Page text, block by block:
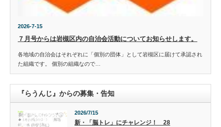
2026-7-15
７月号からは岩槻区内の自治会活動についてお知らせします。
各地域の自治会はそれぞれに「個別の団体」として岩槻区に届けて承認され
た組織です。 個別の組織なので…
『らうんじ』からの募集・告知
2026/7/15
新・「脳トレ」にチャレンジ！ 28